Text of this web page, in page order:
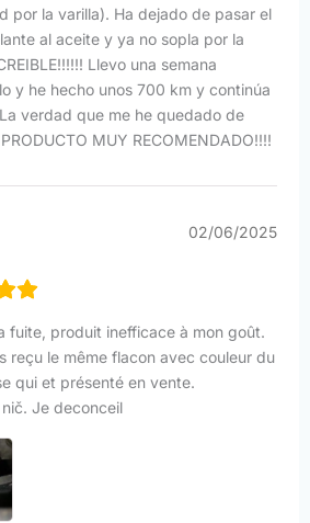
por la varilla). Ha dejado de pasar el
al aceite y ya no sopla por la
Llevo una semana
y he hecho unos 700 km y continúa
verdad que me he quedado de
MUY RECOMENDADO!!!!
02/06/2025
fuite, produit inefficace à mon goût.
reçu le même flacon avec couleur du
qui et présenté en vente.
Je deconceil